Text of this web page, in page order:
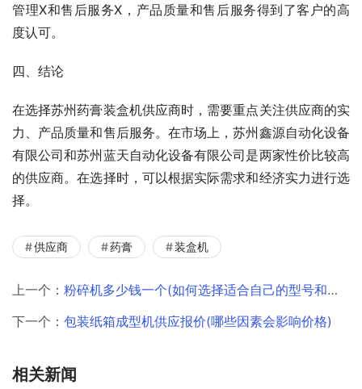
管理X和售后服务X，产品质量和售后服务得到了客户的高
度认可。
四、结论
在选择苏州药膏装盒机供应商时，需要重点关注供应商的实
力、产品质量和售后服务。在市场上，苏州鑫源自动化设备
有限公司和苏州蓝天自动化设备有限公司是两家性价比较高
的供应商。在选择时，可以根据实际需求和经济实力进行选
择。
供应商 药膏 装盒机
上一个： 粉碎机多少钱一个(如何选择适合自己的型号和价格)
下一个： 包装纸箱成型机供应报价(哪些因素会影响价格)
相关新闻